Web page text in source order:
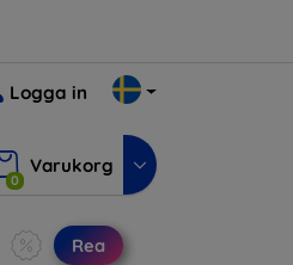
Logga in
0
Varukorg
Rea